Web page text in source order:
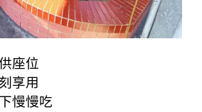
座位
享用
慢慢吃